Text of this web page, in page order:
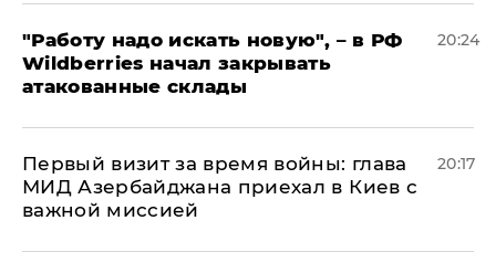
"Работу надо искать новую", – в РФ
Wildberries начал закрывать
атакованные склады
20:24
Первый визит за время войны: глава
МИД Азербайджана приехал в Киев с
важной миссией
20:17